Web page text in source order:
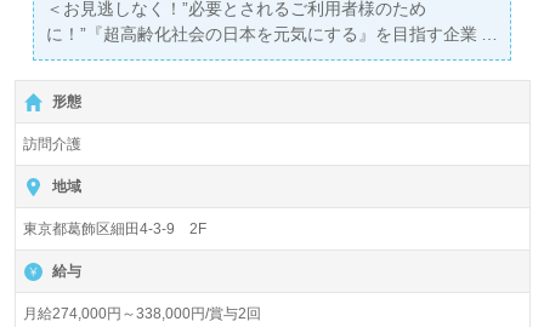
＜お見逃しなく！”必要とされるご利用者様のため
に！”『超高齢化社会の日本を元気にする』を目指す企業
様！＞
◎サービス提供責任者（サ責）/正社員募集◎【月給
274,000円～338,000円/賞与2回】＊国家資格介護福祉士有
資格者向け求人＊『京成小岩駅』徒歩15分。
『株式会社愛和 介護事業本部』株式会社愛和（本社：東
京都葛飾区）様の運営です。東京都を中心に訪問介護、訪
問入浴、デイサービス、グループホーム、居宅介護支援事
業を展開されています。『人のため、人々の未来を支え、
形態
訪問介護
地域
東京都葛飾区細田4-3-9 2F
給与
月給274,000円～338,000円/賞与2回